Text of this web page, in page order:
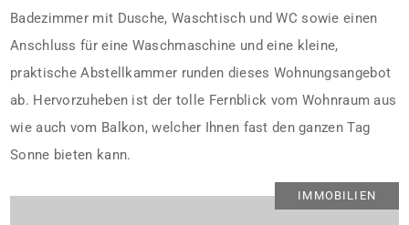
IMMOBILIEN
Badezimmer mit Dusche, Waschtisch und WC sowie einen
Anschluss für eine Waschmaschine und eine kleine,
praktische Abstellkammer runden dieses Wohnungsangebot
ab. Hervorzuheben ist der tolle Fernblick vom Wohnraum aus
wie auch vom Balkon, welcher Ihnen fast den ganzen Tag
Sonne bieten kann.